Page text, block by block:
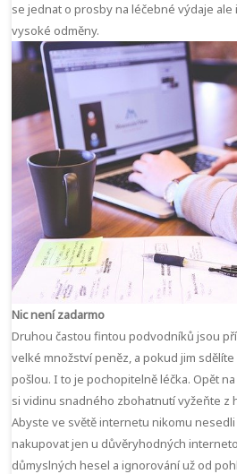
se jednat o prosby na léčebné výdaje
vysoké odměny.
Nic není zadarmo
Druhou častou fintou podvodníků jsou
velké množství peněz, a pokud jim sdělíte
pošlou. I to je pochopitelně léčka. Opět
si vidinu snadného zbohatnutí vyžeňte z
Abyste ve světě internetu nikomu
nakupovat jen u důvěryhodných
důmyslných hesel a ignorování už od